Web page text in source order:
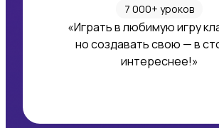
7 000+ уроков
«Играть в любимую игру
но создавать свою — в
интереснее!»